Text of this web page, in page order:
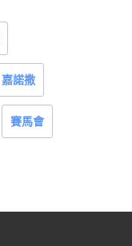
嘉諾撒
賽馬會